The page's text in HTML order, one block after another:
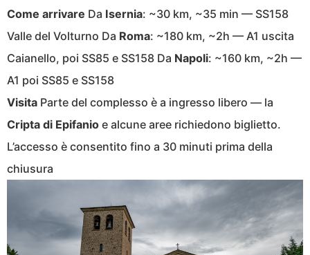
Come arrivare Da Isernia: ~30 km, ~35 min — SS158
Valle del Volturno Da Roma: ~180 km, ~2h — A1 uscita
Caianello, poi SS85 e SS158 Da Napoli: ~160 km, ~2h —
A1 poi SS85 e SS158
Visita Parte del complesso è a ingresso libero — la
Cripta di Epifanio e alcune aree richiedono biglietto.
L’accesso è consentito fino a 30 minuti prima della
chiusura